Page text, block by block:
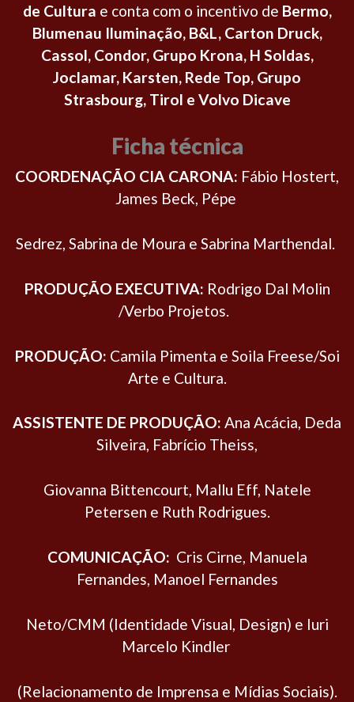
de Cultura e conta com o incentivo de Bermo,
Blumenau Iluminação, B&L, Carton Druck,
Cassol, Condor, Grupo Krona, H Soldas,
Joclamar, Karsten, Rede Top, Grupo
Strasbourg, Tirol e Volvo Dicave
Ficha técnica
COORDENAÇÃO CIA CARONA: Fábio Hostert,
James Beck, Pépe
Sedrez, Sabrina de Moura e Sabrina Marthendal.
PRODUÇÃO EXECUTIVA: Rodrigo Dal Molin
/Verbo Projetos.
PRODUÇÃO: Camila Pimenta e Soila Freese/Soi
Arte e Cultura.
ASSISTENTE DE PRODUÇÃO: Ana Acácia, Deda
Silveira, Fabrício Theiss,
Giovanna Bittencourt, Mallu Eff, Natele
Petersen e Ruth Rodrigues.
COMUNICAÇÃO: Cris Cirne, Manuela
Fernandes, Manoel Fernandes
Neto/CMM (Identidade Visual, Design) e Iuri
Marcelo Kindler
(Relacionamento de Imprensa e Mídias Sociais).